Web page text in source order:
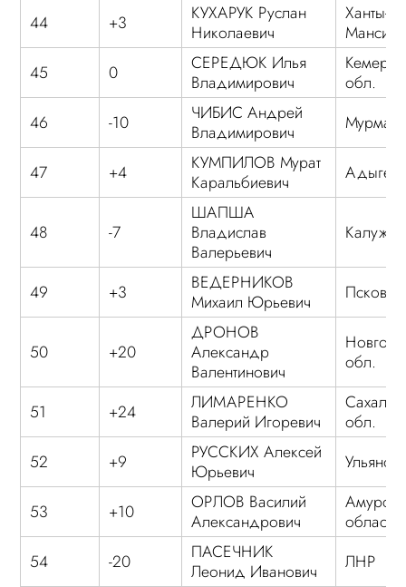
44 +3
КУХАРУК Руслан
Николаевич
Ханты-
45
0
СЕРЕДЮК Илья
Владимирович
обл.
46
-10
ЧИБИС Андрей
Владимирович
47 +4
КУМПИЛОВ Мурат
Каральбиевич
Адыгея
48 -7
ШАПША
Владислав
Валерьевич
49 +3
ВЕДЕРНИКОВ
Михаил Юрьевич
50 +20
ДРОНОВ
Александр
Валентинович
обл.
51 +24
ЛИМАРЕНКО
Валерий Игоревич
обл.
52
+9
РУССКИХ Алексей
Юрьевич
53 +10
ОРЛОВ Василий
Александрович
область
54
-20
ПАСЕЧНИК
Леонид Иванович
ЛНР